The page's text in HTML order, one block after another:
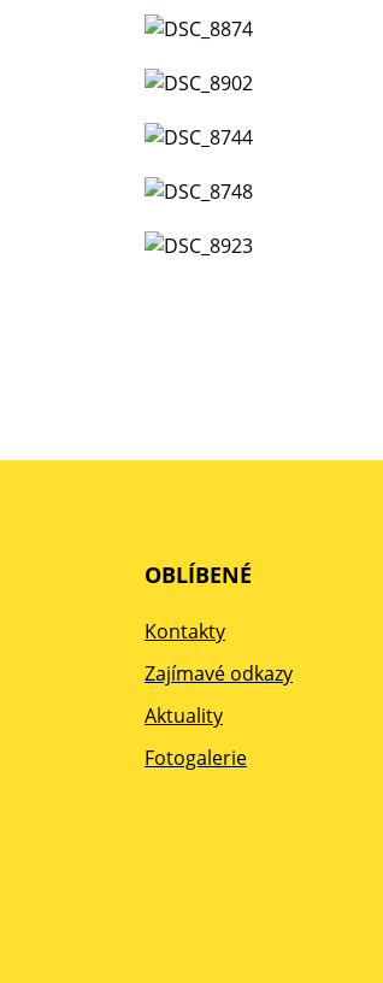
OBLÍBENÉ
Kontakty
Zajímavé odkazy
Aktuality
Fotogalerie